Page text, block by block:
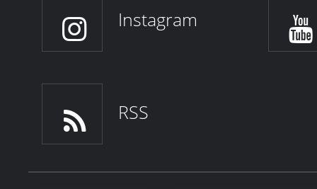
Instagram
RSS